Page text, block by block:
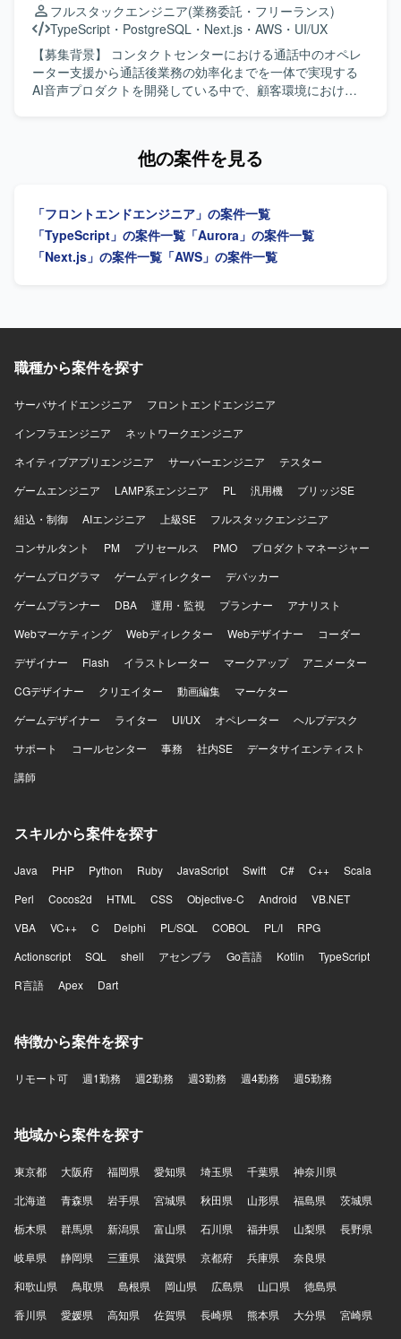
ます。 アーキテクチャ設計やCI/CD、セキュリティなど、
アプリケーション全体の設計から運用まで幅広い領域に関
与できる環境です。 【開発環境】 フロントエンドは
Next.js、TypeScriptを用いて開発いたします。 バックエン
ドはPython、FastAPIを用いて開発いたします。 インフラ
はGitおよびGitHubを利用いたします。
ECSへのアプリケーションデプロイを行っていただきま
す。 CI/CDパイプラインの設計・構築を行っていただきま
す。 単体テスト、結合テスト、コードレビューの実施を行
っていただきます。 【求める人物像】 フロントエンドから
バックエンド、インフラまで一貫して主体的に取り組んで
りながら品質向上に取り組んでいただける方を求めており
でき、アーキテクチャ設計から実装、テストまで広い工程
に関与していただけます。 Next.jsやFastAPI、AWS ECS、
Dockerなどモダンな技術スタックを用いてフルスタックに
スキルを発揮していただけます。 CI/CDや開発標準の整備
でアプリケーションを稼働させております。 CI/CDには
GitHub Actions等を用い、ソースコード管理はGitおよび
フルスタックエンジニア(業務委託・フリーランス)
TypeScript ・ PostgreSQL ・ Next.js ・ AWS ・ UI/UX
【募集背景】 コンタクトセンターにおける通話中のオペレ
ーター支援から通話後業務の効率化までを一体で実現する
AI音声プロダクトを開発している中で、顧客環境における
となっております。そのため、フロントエンドとバックエ
引するテックリード候補を募集しております。 【作業内
容】 AI音声プロダクトにおけるフロントエンドとバックエ
ンドの設計、開発、運用を行っていただきます。TypeScript
を中心としたWebアプリケーションの機能開発や、通話中
題と開発優先順位の整理、プロダクトマネージャーやプロ
ジェクトマネージャーとの要件整理、仕様検討を行ってい
リング方針の策定や、コードレビュー、設計レビューを通
じた開発品質の向上にも取り組んでいただきます。開発プ
ムメンバーへの技術的な支援やナレッジ共有を行っていた
だき、将来的にはテックリードとしてチーム開発および技
術的意思決定のリードを担っていただきます。 【求める人
物像】 マネジメントだけではなく自ら設計・実装を行いな
エンドとバックエンドの領域を限定せずプロダクト全体の
課題に向き合える方、技術的な理想だけでなく顧客価値や
だきたいと考えております。不具合や個別要望への対応を
その場限りで終わらせずプロダクトの改善につなげられる
方、曖昧な状況でも自ら課題を整理し必要な関係者を巻き
込みながら開発を進められる方、プロダクトマネージャー
迎いたします。チームメンバーの経験や強みを尊重し技術
的な支援やナレッジ共有ができる方、開発速度と品質の両
ただきたいポジションです。 【ポジションの魅力】 AI音声
プロダクトを実際のコンタクトセンターへ導入し、現場か
ら得られるフィードバックをもとにプロダクトを改善して
様を実装するのではなく、顧客環境で発生している課題を
整理し、その場限りの個別対応ではなくプロダクトとして
ます。既存機能の改善と新規機能開発を両立するために、
開発優先順位やアーキテクチャ、チームの進め方そのもの
ドを横断して手を動かしながら将来的にはテックリードと
して技術面だけでなくチームの開発推進にも関与できるポ
ジションです。通話中のリアルタイム支援、通話内容の活
用、通話後業務の効率化など、音声と生成AIを組み合わせ
を用いて開発しております。バックエンドはTypeScript、
はPostgreSQLやQdrant（ベクトルデータベース）を使用し
しております。AIについてはOpenAI API、Anthropic APIな
どを活用しております。
他の案件を見る
「フロントエンドエンジニア」の案件一覧
「TypeScript」の案件一覧 「Aurora」の案件一覧
「Next.js」の案件一覧 「AWS」の案件一覧
職種から案件を探す
サーバサイドエンジニア
フロントエンドエンジニア
インフラエンジニア
ネットワークエンジニア
ネイティブアプリエンジニア
サーバーエンジニア
テスター
ゲームエンジニア
LAMP系エンジニア PL 汎用機
ブリッジSE
組込・制御
AIエンジニア 上級SE
フルスタックエンジニア
コンサルタント
PM プリセールス PMO
プロダクトマネージャー
ゲームプログラマ
ゲームディレクター
デバッカー
ゲームプランナー
DBA 運用・監視 プランナー
アナリスト
Webマーケティング
Webディレクター Webデザイナー
コーダー
デザイナー
Flash イラストレーター マークアップ
アニメーター
CGデザイナー
クリエイター 動画編集
マーケター
ゲームデザイナー
ライター UI/UX オペレーター
ヘルプデスク
サポート
コールセンター 事務 社内SE
データサイエンティスト
講師
スキルから案件を探す
Java PHP Python Ruby JavaScript Swift C# C++
Scala
Perl
Cocos2d HTML CSS Objective-C Android
VB.NET
VBA
VC++ C Delphi PL/SQL COBOL PL/I
RPG
Actionscript
SQL shell アセンブラ Go言語 Kotlin
TypeScript
R言語
Apex Dart
特徴から案件を探す
リモート可 週1勤務 週2勤務 週3勤務 週4勤務 週5勤務
地域から案件を探す
東京都 大阪府 福岡県 愛知県 埼玉県 千葉県
神奈川県
北海道
青森県 岩手県 宮城県 秋田県 山形県 福島県
茨城県
栃木県
群馬県 新潟県 富山県 石川県 福井県 山梨県
長野県
岐阜県
静岡県 三重県 滋賀県 京都府 兵庫県
奈良県
和歌山県
鳥取県 島根県 岡山県 広島県 山口県
徳島県
香川県
愛媛県 高知県 佐賀県 長崎県 熊本県 大分県
宮崎県